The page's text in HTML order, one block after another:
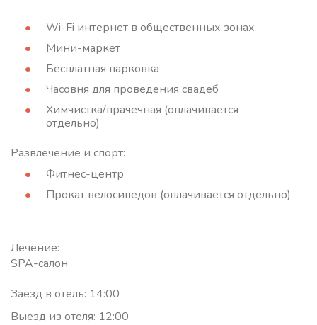
Wi-Fi интернет в общественных зонах
Мини-маркет
Бесплатная парковка
Часовня для проведения свадеб
Химчистка/прачечная (оплачивается
отдельно)
Развлечение и спорт:
Фитнес-центр
Прокат велосипедов (оплачивается отдельно)
Лечение:
SPA-салон
Заезд в отель: 14:00
Выезд из отеля: 12:00